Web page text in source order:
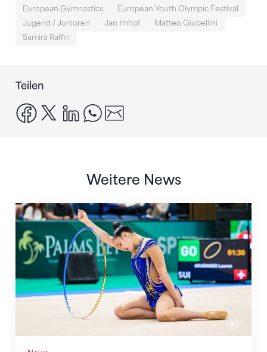
European Gymnastics
European Youth Olympic Festival
Jugend / Junioren
Jan Imhof
Matteo Giubellini
Samira Raffin
Teilen
facebook
x linkedinwhatsapp
Weitere News
Nächster Halt: Weltmeisterschaft